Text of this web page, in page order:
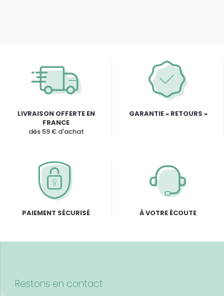
LIVRAISON OFFERTE EN
FRANCE
dès 59 € d'achat
GARANTIE « RETOURS »
PAIEMENT SÉCURISÉ À VOTRE ÉCOUTE
Restons en contact